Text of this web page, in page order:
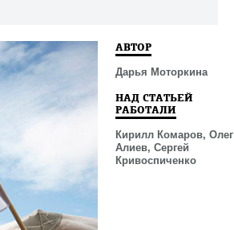
АВТОР
Дарья Моторкина
НАД СТАТЬЕЙ
РАБОТАЛИ
Кирилл Комаров, Олег
Алиев, Сергей
Кривоспиченко